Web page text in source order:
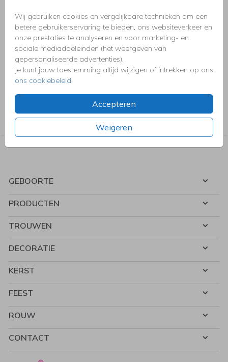
Wij gebruiken cookies en vergelijkbare technieken om een
betere gebruikerservaring te bieden, ons websiteverkeer en
onze prestaties te analyseren en voor marketing- en
sociale mediadoeleinden (het weergeven van
gepersonaliseerde advertenties).
Je kunt jouw toestemming altijd wijzigen of intrekken op ons
ons cookiebeleid.
Accepteren
Weigeren
Productinformatie
Omschrijving
Menukaart communie langwerpig roze botanisch met
watercolour en bladeren.
Collectie
Uitnodigingen kinderfeestje, doopfeest, babyshower,
communie, geslaagd, high tea, housewarming, jubileum,
kerstdiner, pensioen, save the dat, tuinfeest, BBQ of verjaardag.
GEBOORTE
PRODUCTEN
TROUWEN
DECORATIE
KERST
FEEST
ROUW
CONTACT